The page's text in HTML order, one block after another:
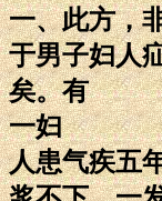
一、此方，
于男子妇人
矣。有
一妇
人患气疾五